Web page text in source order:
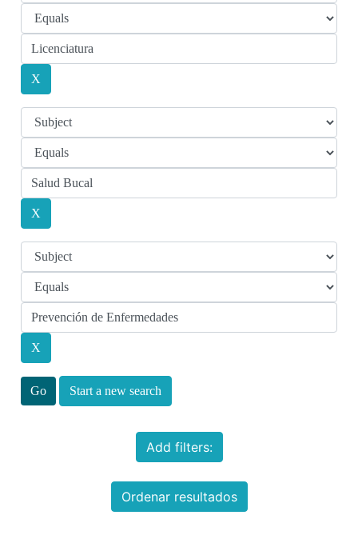
Start a new search
Add filters:
Ordenar resultados